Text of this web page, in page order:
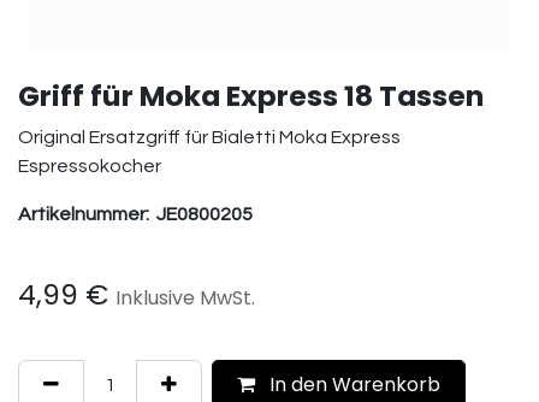
Griff für Moka Express 18 Tassen
Original Ersatzgriff für Bialetti Moka Express
Espressokocher
Artikelnummer: JE0800205
4,99 € Inklusive MwSt.
In den Warenkorb